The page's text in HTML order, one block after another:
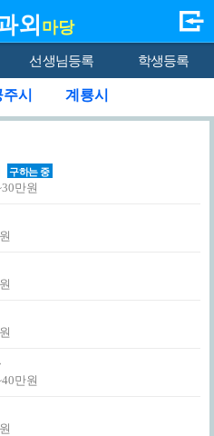
외 마당
선생님등록 학생등록
시 계룡시
구하는 중
만원
만원